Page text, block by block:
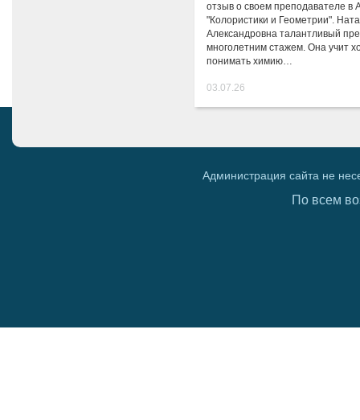
отзыв о своем преподавателе в
"Колористики и Геометрии".
Александровна талантливый
многолетним стажем. Она учит
понимать химию…
03.07.26
Администрация сайта не
По всем